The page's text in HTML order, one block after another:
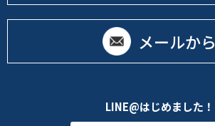
メールから
LINE@はじめました！